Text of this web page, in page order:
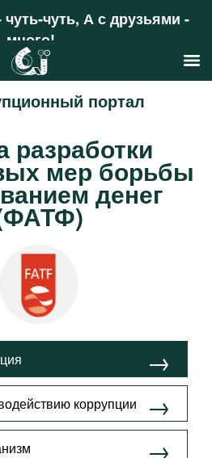
чуть, А с друзьями -
много!
портал
организаций
разработки
мер борьбы
денег
коррупции